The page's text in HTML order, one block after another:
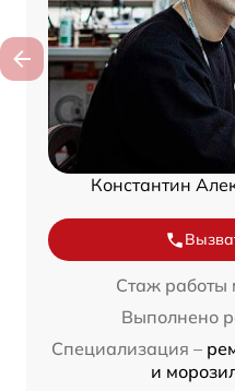
Константин
Стаж работы
Выполнено
Специализация –
и